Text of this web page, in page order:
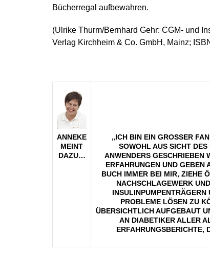
Bücherregal aufbewahren.
(Ulrike Thurm/Bernhard Gehr: CGM- und
Verlag Kirchheim & Co. GmbH, Mainz;
ANNEKE
MEINT
DAZU…
„ICH BIN EIN GROSSER
OWOHL AUS SICHT DES
NWENDERS GESCHRIEBEN
RFAHRUNGEN UND GEBEN
UCH IMMER BEI MIR, ZIEHE
ACHSCHLAGEWERK UND
NSULINPUMPENTRÄGERN
ROBLEME LÖSEN ZU
BERSICHTLICH AUFGEBAUT
N DIABETIKER ALLER
RFAHRUNGSBERICHTE,